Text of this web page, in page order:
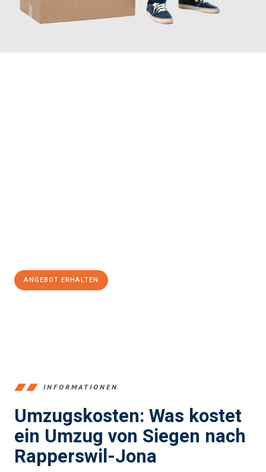
ANGEBOT ERHALTEN
INFORMATIONEN
Umzugskosten: Was kostet
ein Umzug von Siegen nach
Rapperswil-Jona